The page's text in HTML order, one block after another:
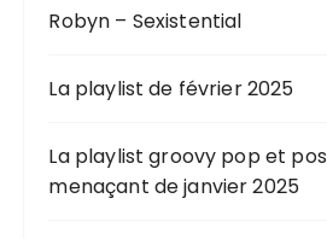
Robyn – Sexistential
La playlist de février 2025
La playlist groovy pop et
menaçant de janvier 2025